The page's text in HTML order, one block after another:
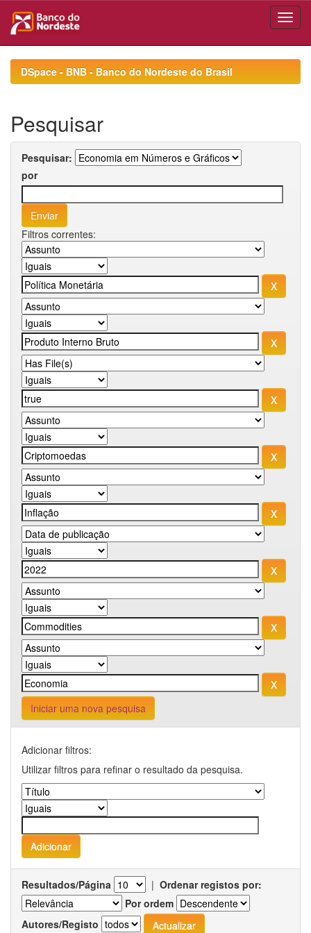
navigationDSpace - BNB - Banco do Nordeste do Brasil
Pesquisar
Pesquisar:
por
Filtros correntes:
Iniciar uma nova pesquisa
Adicionar filtros:
Utilizar filtros para refinar o resultado da pesquisa.
Resultados/Página | Ordenar registos por:
Por ordem
Autores/Registo